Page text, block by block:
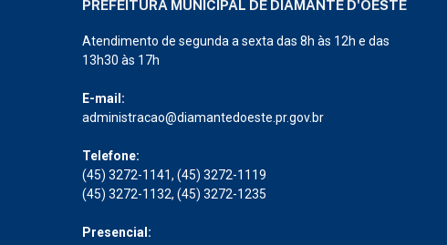
PREFEITURA MUNICIPAL DE DIAMANTE D'OESTE
Atendimento de segunda a sexta das 8h às 12h e das
13h30 às 17h
E-mail:
administracao@diamantedoeste.pr.gov.br
Telefone:
(45) 3272-1141, (45) 3272-1119
(45) 3272-1132, (45) 3272-1235
Presencial: